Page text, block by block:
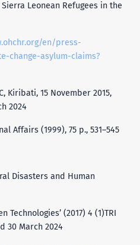
Leonean Refugees in the
en/press-
change-asylum-claims?
Kiribati, 15 November 2015,
2024
Affairs (1999), 75 p., 531–545
Disasters and Human
(2017) 4 (1)TRI
30 March 2024